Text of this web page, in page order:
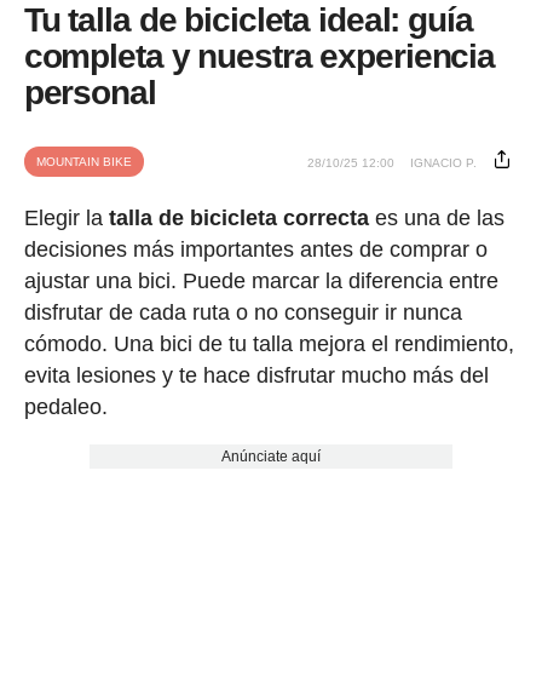
Tu talla de bicicleta ideal: guía
completa y nuestra experiencia
personal
MOUNTAIN BIKE 28/10/25 12:00 IGNACIO P.
Elegir la talla de bicicleta correctaes una de las
decisiones más importantes antes de comprar o
ajustar una bici. Puede marcar la diferencia entre
disfrutar de cada ruta o no conseguir ir nunca
cómodo. Una bici de tu talla mejora el rendimiento,
evita lesiones y te hace disfrutar mucho más del
pedaleo.
Anúnciate aquí